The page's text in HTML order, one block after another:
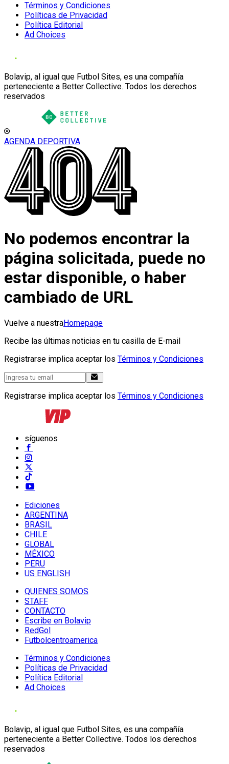
Términos y Condiciones
Políticas de Privacidad
Política Editorial
Ad Choices
Bolavip, al igual que Futbol Sites, es una compañía
perteneciente a Better Collective. Todos los derechos
reservados
AGENDA DEPORTIVA
No podemos encontrar la
página solicitada, puede no
estar disponible, o haber
cambiado de URL
Vuelve a nuestraHomepage
Recibe las últimas noticias en tu casilla de E-mail
Registrarse implica aceptar los Términos y Condiciones
Registrarse implica aceptar los Términos y Condiciones
síguenos
Ediciones
ARGENTINA
BRASIL
CHILE
GLOBAL
MÉXICO
PERU
US ENGLISH
QUIENES SOMOS
STAFF
CONTACTO
Escribe en Bolavip
RedGol
Futbolcentroamerica
Términos y Condiciones
Políticas de Privacidad
Política Editorial
Ad Choices
Bolavip, al igual que Futbol Sites, es una compañía
perteneciente a Better Collective. Todos los derechos
reservados